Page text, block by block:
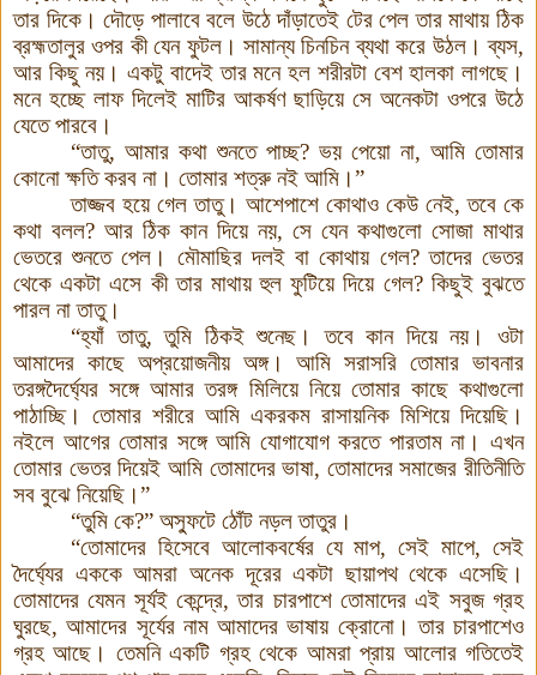
তার দিকে। দৌড়ে পালাবে বলে উঠে দাঁড়াতেই টের পেল তার মাথায় ঠিক
ব্রহ্মতালুর ওপর কী যেন ফুটল। সামান্য চিনচিন ব্যথা করে উঠল। ব্যস,
আর কিছু নয়।একটু বাদেই তার মনে হল শরীরটা বেশ হালকা লাগছে।
মনে হচ্ছে লাফ দিলেই মাটির আকর্ষণ ছাড়িয়ে সে অনেকটা ওপরে উঠে
যেতে পারবে।
“তাতু, আমার কথা শুনতে পাচ্ছ? ভয় পেয়ো না, আমি তোমার
কোনো ক্ষতি করব না। তোমার শত্রু নই আমি।”
তাজ্জব হয়ে গেল তাতু। আশেপাশে কোথাও কেউ নেই, তবে কে
কথা বলল? আর ঠিক কান দিয়ে নয়, সে যেন কথাগুলো সোজা মাথার
ভেতরে শুনতে পেল। মৌমাছির দলই বা কোথায় গেল? তাদের ভেতর
থেকে একটা এসে কী তার মাথায় হুল ফুটিয়ে দিয়ে গেল? কিছুই বুঝতে
পারল না তাতু।
“হ্যাঁ তাতু, তুমি ঠিকই শুনেছ। তবে কান দিয়ে নয়। ওটা
আমাদের কাছে অপ্রয়োজনীয় অঙ্গ। আমি সরাসরি তোমার ভাবনার
তরঙ্গদৈর্ঘ্যের সঙ্গে আমার তরঙ্গ মিলিয়ে নিয়ে তোমার কাছে কথাগুলো
পাঠাচ্ছি। তোমার শরীরে আমি একরকম রাসায়নিক মিশিয়ে দিয়েছি।
নইলে আগের তোমার সঙ্গে আমি যোগাযোগ করতে পারতাম না। এখন
তোমার ভেতর দিয়েই আমি তোমাদের ভাষা, তোমাদের সমাজের রীতিনীতি
সব বুঝে নিয়েছি।”
“তুমি কে?” অস্ফুটে ঠোঁট নড়ল তাতুর।
“তোমাদের হিসেবে আলোকবর্ষের যে মাপ, সেই মাপে, সেই
দৈর্ঘ্যের এককে আমরা অনেক দূরের একটা ছায়াপথ থেকে এসেছি।
তোমাদের যেমন সূর্যই কেন্দ্রে, তার চারপাশে তোমাদের এই সবুজ গ্রহ
ঘুরছে, আমাদের সূর্যের নাম আমাদের ভাষায় ক্রোনো। তার চারপাশেও
গ্রহ আছে। তেমনি একটি গ্রহ থেকে আমরা প্রায় আলোর গতিতেই